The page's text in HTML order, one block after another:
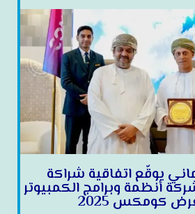
يوقّع اتفاقية شراكة
أنظمة وبرامج الكمبيوتر
كومكس 2025